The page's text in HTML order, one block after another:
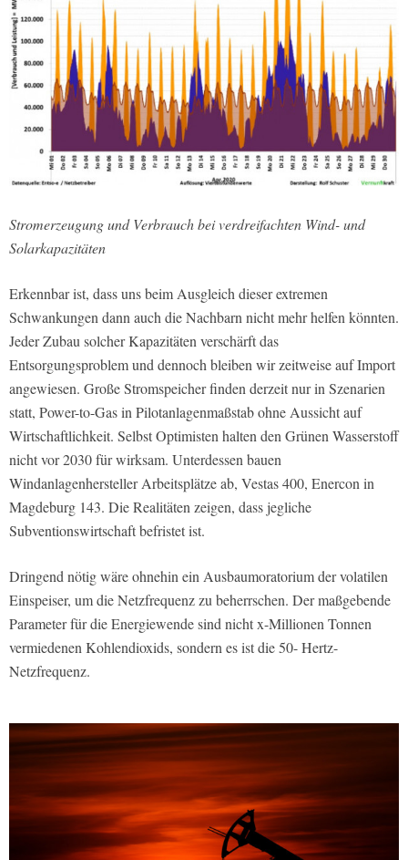
Stromerzeugung und Verbrauch bei verdreifachten Wind- und
Solarkapazitäten
Erkennbar ist, dass uns beim Ausgleich dieser extremen
Schwankungen dann auch die Nachbarn nicht mehr helfen könnten.
Jeder Zubau solcher Kapazitäten verschärft das
Entsorgungsproblem und dennoch bleiben wir zeitweise auf Import
angewiesen. Große Stromspeicher finden derzeit nur in Szenarien
statt, Power-to-Gas in Pilotanlagenmaßstab ohne Aussicht auf
Wirtschaftlichkeit. Selbst Optimisten halten den Grünen Wasserstoff
nicht vor 2030 für wirksam. Unterdessen bauen
Windanlagenhersteller Arbeitsplätze ab, Vestas 400, Enercon in
Magdeburg 143. Die Realitäten zeigen, dass jegliche
Subventionswirtschaft befristet ist.
Dringend nötig wäre ohnehin ein Ausbaumoratorium der volatilen
Einspeiser, um die Netzfrequenz zu beherrschen. Der maßgebende
Parameter für die Energiewende sind nicht x-Millionen Tonnen
vermiedenen Kohlendioxids, sondern es ist die 50- Hertz-
Netzfrequenz.